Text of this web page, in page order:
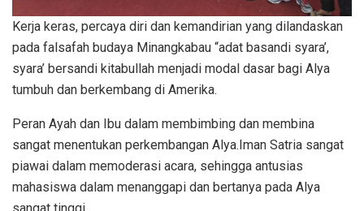
Kerja keras, percaya diri dan kemandirian yang dilandaskan
pada falsafah budaya Minangkabau “adat basandi syara’,
syara’ bersandi kitabullah menjadi modal dasar bagi Alya
tumbuh dan berkembang di Amerika.
Peran Ayah dan Ibu dalam membimbing dan membina
sangat menentukan perkembangan Alya.Iman Satria sangat
piawai dalam memoderasi acara, sehingga antusias
mahasiswa dalam menanggapi dan bertanya pada Alya
sangat tinggi.